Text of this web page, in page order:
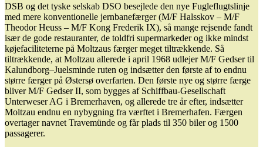
DSB og det tyske selskab DSO besejlede den nye Fugleflugtslinje
med mere konventionelle jernbanefærger (M/F Halsskov – M/F
Theodor Heuss – M/F Kong Frederik IX), så mange rejsende fandt
især de gode restauranter, de toldfri supermarkeder og ikke mindst
køjefaciliteterne på Moltzaus færger meget tiltrækkende. Så
tiltrækkende, at Moltzau allerede i april 1968 udlejer M/F Gedser til
Kalundborg–Juelsminde ruten og indsætter den første af to endnu
større færger på Østersø overfarten. Den første nye og større færge
bliver M/F Gedser II, som bygges af Schiffbau-Gesellschaft
Unterweser AG i Bremerhaven, og allerede tre år efter, indsætter
Moltzau endnu en nybygning fra værftet i Bremerhafen. Færgen
overtager navnet Travemünde og får plads til 350 biler og 1500
passagerer.